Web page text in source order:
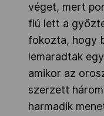
véget, mert
fiú lett a
fokozta, hogy
lemaradtak
amikor az
szerzett
harmadik